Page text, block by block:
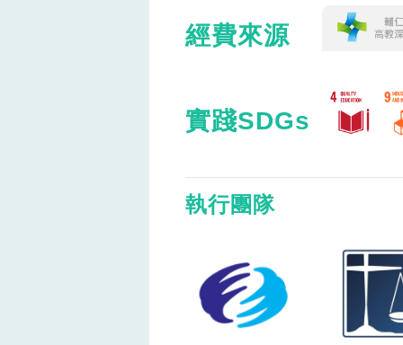
經費來源
實踐SDGs
執行團隊